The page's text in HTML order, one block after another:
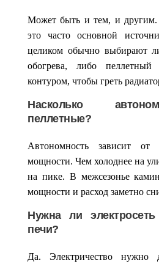
Может быть и тем, и
это часто основной
целиком обычно выбирают
обогрева, либо
контуром, чтобы греть
Насколько
пеллетные?
Автономность зависит
мощности. Чем холоднее на
на пике. В межсезонье
мощности и расход заметно
Нужна ли
печи?
Да. Электричество нужно